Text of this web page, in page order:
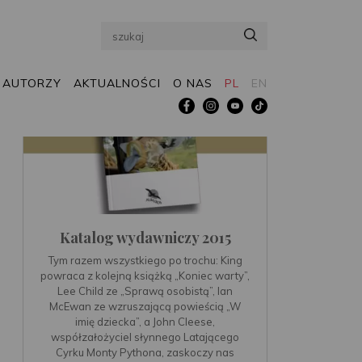
Search
AUTORZY AKTUALNOŚCI O NAS PL EN
Katalog wydawniczy 2015
Tym razem wszystkiego po trochu: King
powraca z kolejną książką „Koniec warty”,
Lee Child ze „Sprawą osobistą”, Ian
McEwan ze wzruszającą powieścią „W
imię dziecka”, a John Cleese,
współzałożyciel słynnego Latającego
Cyrku Monty Pythona, zaskoczy nas